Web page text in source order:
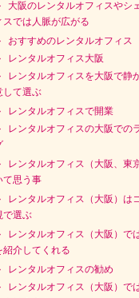
大阪のレンタルオフィスやシ
スでは人脈が広がる
おすすめのレンタルオフィス
レンタルオフィス大阪
レンタルオフィスを大阪で静
して選ぶ
レンタルオフィスで開業
レンタルオフィスの大阪での
レンタルオフィス（大阪、東
て思う事
レンタルオフィス（大阪）は
で選ぶ
レンタルオフィス（大阪）で
紹介してくれる
レンタルオフィスの勧め
レンタルオフィス（大阪）で